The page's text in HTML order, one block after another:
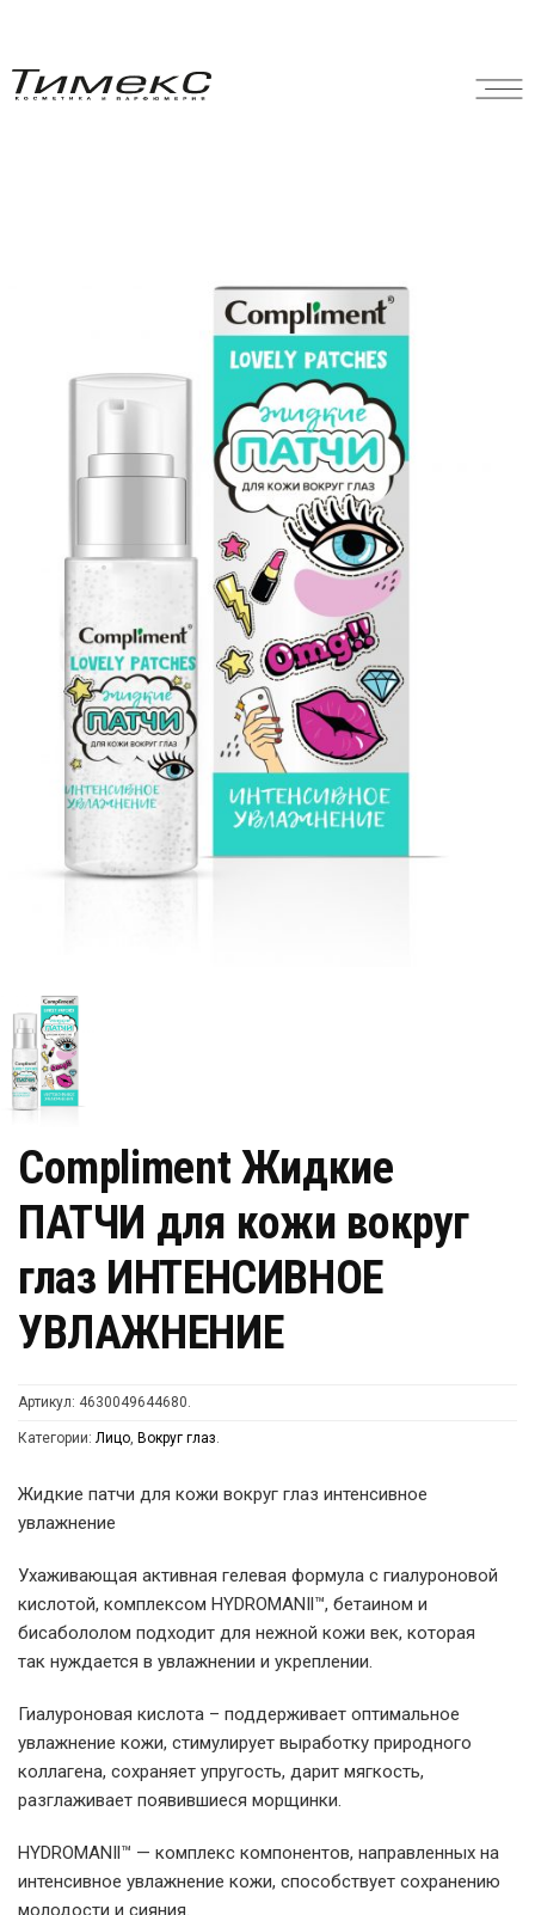
Compliment Жидкие
ПАТЧИ для кожи вокруг
глаз ИНТЕНСИВНОЕ
УВЛАЖНЕНИЕ
Артикул: 4630049644680
Категории: Лицо Вокруг глаз
Жидкие патчи для кожи вокруг глаз интенсивное
увлажнение
Ухаживающая активная гелевая формула с гиалуроновой
кислотой, комплексом HYDROMANIl™, бетаином и
бисабололом подходит для нежной кожи век, которая
так нуждается в увлажнении и укреплении.
Гиалуроновая кислота – поддерживает оптимальное
увлажнение кожи, стимулирует выработку природного
коллагена, сохраняет упругость, дарит мягкость,
разглаживает появившиеся морщинки.
HYDROMANIl™ — комплекс компонентов, направленных на
интенсивное увлажнение кожи, способствует сохранению
молодости и сияния.